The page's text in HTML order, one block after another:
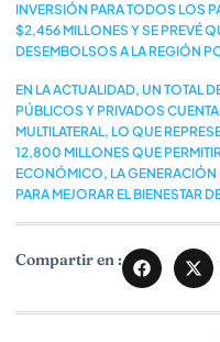
INVERSIÓN PARA TODOS LOS
$2,456 MILLONES Y SE PREVÉ
DESEMBOLSOS A LA REGIÓN
EN LA ACTUALIDAD, UN TOTAL
PÚBLICOS Y PRIVADOS
MULTILATERAL, LO QUE
12,800 MILLONES QUE
ECONÓMICO, LA GENERACIÓN
PARA MEJORAR EL BIENESTAR
Compartir en :